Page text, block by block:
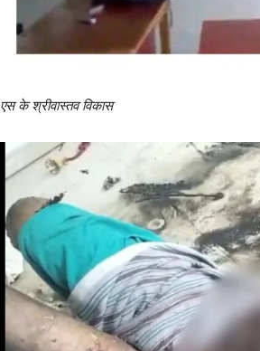
एस के श्रीवास्तव विकास